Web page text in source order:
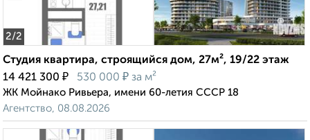
2/2
Студия квартира, строящийся дом, 27м², 19/22 этаж
14 421 300 ₽ 530 000 ₽ за м²
ЖК Мойнако Ривьера, имени 60-летия СССР 18
Агентство, 08.08.2026